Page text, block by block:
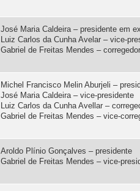
José Maria Caldeira – presidente em
Luiz Carlos da Cunha Avelar – vice-
Gabriel de Freitas Mendes – corregedor
Michel Francisco Melin Aburjeli –
José Maria Caldeira – vice-presidente
Luiz Carlos da Cunha Avellar –
Gabriel de Freitas Mendes – vice-
Aroldo Plínio Gonçalves – presidente
Gabriel de Freitas Mendes – vice-